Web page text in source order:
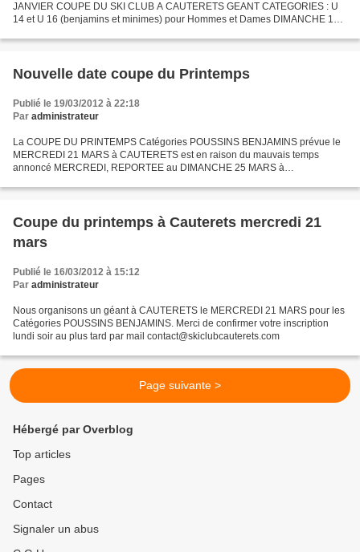
JANVIER COUPE DU SKI CLUB A CAUTERETS GEANT CATEGORIES : U
14 et U 16 (benjamins et minimes) pour Hommes et Dames DIMANCHE 13
Nouvelle date coupe du Printemps
Publié le 19/03/2012 à 22:18
Par administrateur
La COUPE DU PRINTEMPS Catégories POUSSINS BENJAMINS prévue le
MERCREDI 21 MARS à CAUTERETS est en raison du mauvais temps
annoncé MERCREDI, REPORTEE au DIMANCHE 25 MARS à
Coupe du printemps à Cauterets mercredi 21
mars
Publié le 16/03/2012 à 15:12
Par administrateur
Nous organisons un géant à CAUTERETS le MERCREDI 21 MARS pour les
Catégories POUSSINS BENJAMINS. Merci de confirmer votre inscription
lundi soir au plus tard par mail contact@skiclubcauterets.com
Page suivante >
Hébergé par Overblog
Top articles
Pages
Contact
Signaler un abus